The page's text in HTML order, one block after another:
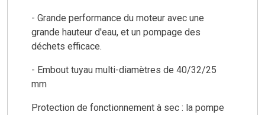
- Grande performance du moteur avec une
grande hauteur d'eau, et un pompage des
déchets efficace.
- Embout tuyau multi-diamètres de 40/32/25
mm
Protection de fonctionnement à sec : la pompe